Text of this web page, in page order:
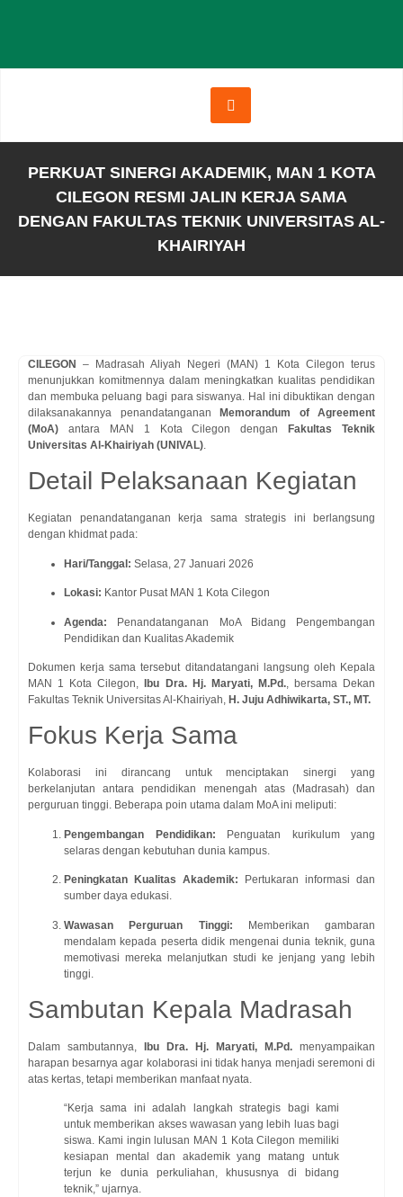
PERKUAT SINERGI AKADEMIK, MAN 1 KOTA
CILEGON RESMI JALIN KERJA SAMA
DENGAN FAKULTAS TEKNIK UNIVERSITAS AL-
KHAIRIYAH
CILEGON
– Madrasah Aliyah Negeri (MAN) 1 Kota Cilegon terus
menunjukkan komitmennya dalam meningkatkan kualitas pendidikan
dan membuka peluang bagi para siswanya. Hal ini dibuktikan dengan
dilaksanakannya penandatanganan
Memorandum of Agreement
(MoA) antara MAN 1 Kota Cilegon dengan
Fakultas Teknik
Universitas Al-Khairiyah (UNIVAL).
Detail Pelaksanaan Kegiatan
Kegiatan penandatanganan kerja sama strategis ini berlangsung
dengan khidmat pada:
Hari/Tanggal: Selasa, 27 Januari 2026
Lokasi: Kantor Pusat MAN 1 Kota Cilegon
Agenda: Penandatanganan MoA Bidang Pengembangan
Pendidikan dan Kualitas Akademik
Dokumen kerja sama tersebut ditandatangani langsung oleh Kepala
MAN 1 Kota Cilegon,
Ibu Dra. Hj. Maryati, M.Pd., bersama Dekan
Fakultas Teknik Universitas Al-Khairiyah, H. Juju Adhiwikarta, ST., MT.
Fokus Kerja Sama
Kolaborasi ini dirancang untuk menciptakan sinergi yang
berkelanjutan antara pendidikan menengah atas (Madrasah) dan
perguruan tinggi. Beberapa poin utama dalam MoA ini meliputi:
Pengembangan Pendidikan: Penguatan kurikulum yang
selaras dengan kebutuhan dunia kampus.
Peningkatan Kualitas Akademik: Pertukaran informasi dan
sumber daya edukasi.
Wawasan Perguruan Tinggi: Memberikan gambaran
mendalam kepada peserta didik mengenai dunia teknik, guna
memotivasi mereka melanjutkan studi ke jenjang yang lebih
tinggi.
Sambutan Kepala Madrasah
Dalam sambutannya, Ibu Dra. Hj. Maryati, M.Pd. menyampaikan
harapan besarnya agar kolaborasi ini tidak hanya menjadi seremoni di
atas kertas, tetapi memberikan manfaat nyata.
“Kerja sama ini adalah langkah strategis bagi kami
untuk memberikan akses wawasan yang lebih luas bagi
siswa. Kami ingin lulusan MAN 1 Kota Cilegon memiliki
kesiapan mental dan akademik yang matang untuk
terjun ke dunia perkuliahan, khususnya di bidang
teknik,” ujarnya.